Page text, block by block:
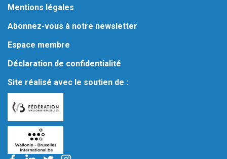
Mentions légales
Abonnez-vous à notre newsletter
Espace membre
Déclaration de confidentialité
Site réalisé avec le soutien de :